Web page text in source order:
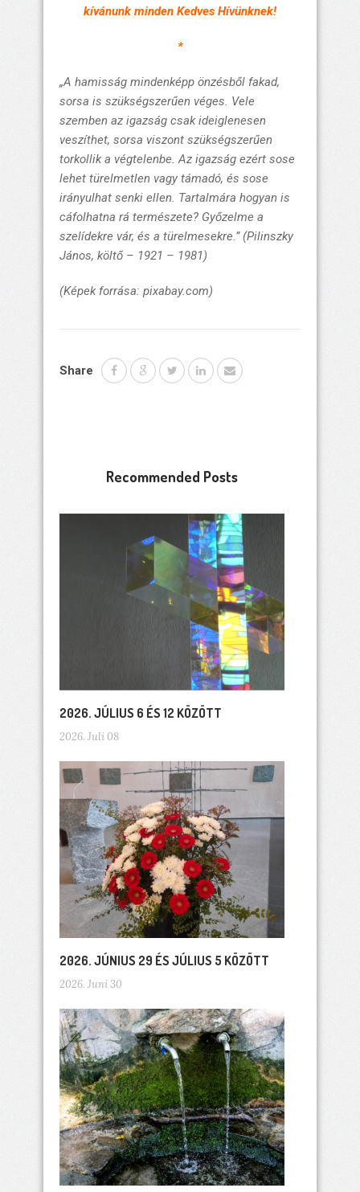
kívánunk minden Kedves Hívünknek!
*
„A hamisság mindenképp önzésből fakad,
sorsa is szükségszerűen véges. Vele
szemben az igazság csak ideiglenesen
veszíthet, sorsa viszont szükségszerűen
torkollik a végtelenbe. Az igazság ezért sose
lehet türelmetlen vagy támadó, és sose
irányulhat senki ellen. Tartalmára hogyan is
cáfolhatna rá természete? Győzelme a
szelídekre vár, és a türelmesekre.” (Pilinszky
János, költő – 1921 – 1981)
(Képek forrása: pixabay.com)
Share
Recommended Posts
2026. JÚLIUS 6 ÉS 12 KÖZÖTT
2026. Juli 08
2026. JÚNIUS 29 ÉS JÚLIUS 5 KÖZÖTT
2026. Juni 30